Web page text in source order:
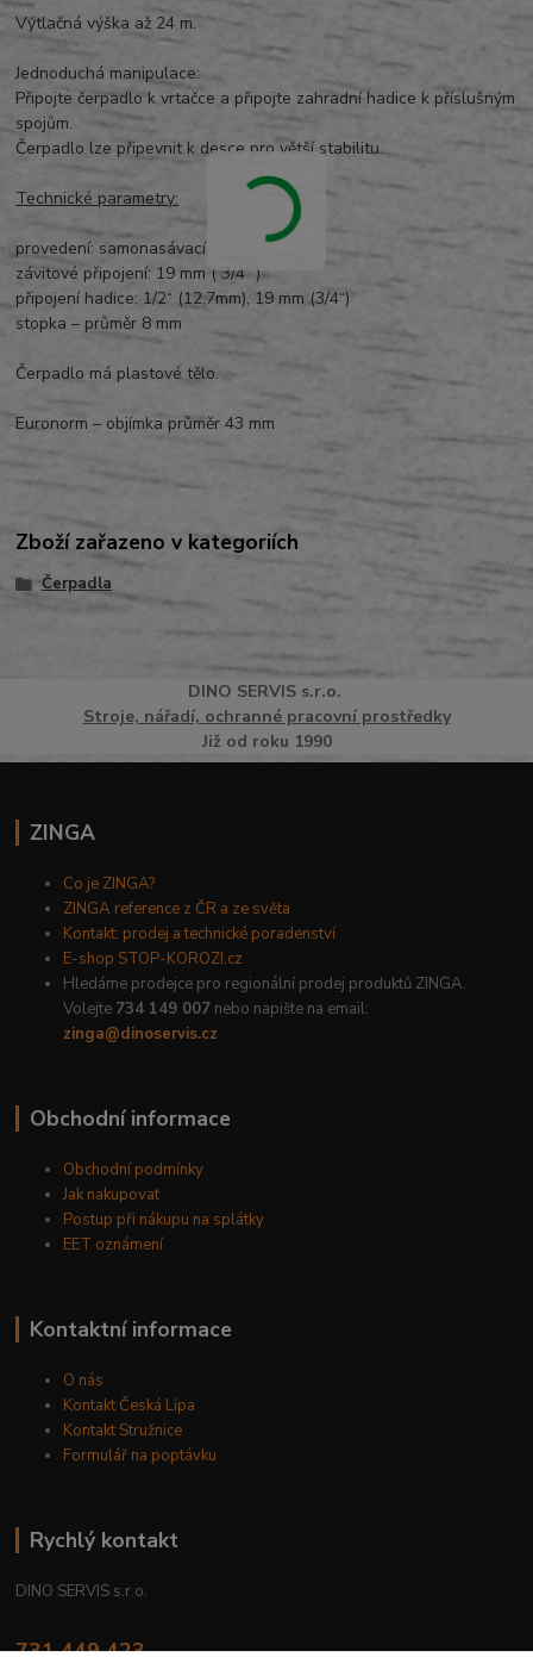
Výtlačná výška až 24 m.
Jednoduchá manipulace:
Připojte čerpadlo k vrtačce a připojte zahradní hadice k příslušným
spojům.
Čerpadlo lze připevnit k desce pro větší stabilitu.
Technické parametry:
provedení: samonasávací
závitové připojení: 19 mm ( 3/4“ )
připojení hadice: 1/2“ (12,7mm), 19 mm (3/4“)
stopka – průměr 8 mm
Čerpadlo má plastové tělo.
Euronorm – objímka průměr 43 mm
Zboží zařazeno v kategoriích
Čerpadla
DINO SERVISs.r.o.
Stroje, nářadí, ochranné pracovní prostředky
Již od roku 1990
ZINGA
Co je ZINGA?
ZINGA reference z ČR a ze světa
Kontakt: prodej a technické poradenství
E-shop STOP-KOROZI.cz
Hledáme prodejce pro regionální prodej produktů ZINGA.
Volejte 734 149 007 nebo napište na email:
zinga@dinoservis.cz
Obchodní informace
Obchodní podmínky
Jak nakupovat
Postup při nákupu na splátky
EET oznámení
Kontaktní informace
O nás
Kontakt Česká Lípa
Kontakt Stružnice
Formulář na poptávku
Rychlý kontakt
DINO SERVIS s.r.o.
731 449 423